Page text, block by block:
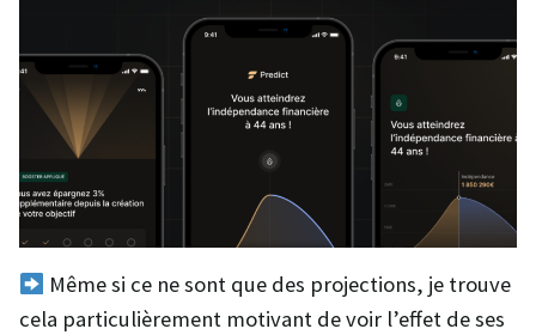
Même si ce ne sont que des projections, je trouve
cela particulièrement motivant de voir l’effet de ses